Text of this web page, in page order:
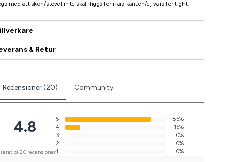
med att skon/stövel inte skall ligga för nära kanten/ej vara för tight.
& Retur
Recensioner (20) Community
4.8
på 20 recensioner
5
85%
4
15%
3
0%
2
0%
1
0%